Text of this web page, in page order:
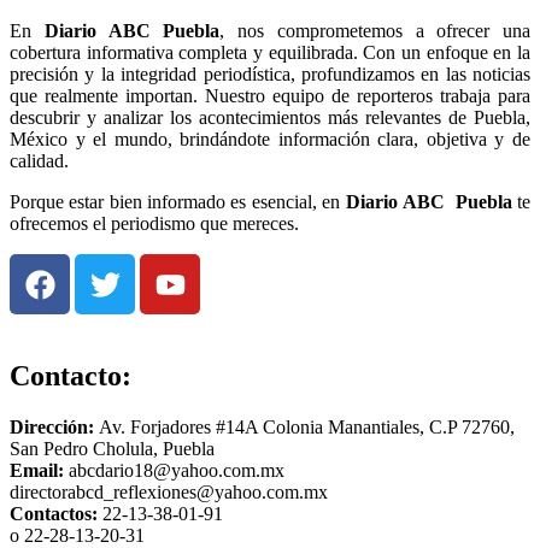
En Diario ABC Puebla, nos comprometemos a ofrecer una
cobertura informativa completa y equilibrada. Con un enfoque en la
precisión y la integridad periodística, profundizamos en las noticias
que realmente importan. Nuestro equipo de reporteros trabaja para
descubrir y analizar los acontecimientos más relevantes de Puebla,
México y el mundo, brindándote información clara, objetiva y de
calidad.
Porque estar bien informado es esencial, en Diario ABC Pueblate
ofrecemos el periodismo que mereces.
Contacto:
Dirección: Av. Forjadores #14A Colonia Manantiales, C.P 72760,
San Pedro Cholula, Puebla
Email: abcdario18@yahoo.com.mx
directorabcd_reflexiones@yahoo.com.mx
Contactos: 22-13-38-01-91
o 22-28-13-20-31